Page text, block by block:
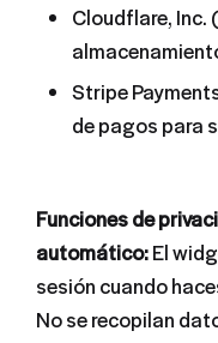
Cloudflare, Inc.
Stripe
de pagos para
Funciones de
automático:El
sesión cuando
No se recopilan